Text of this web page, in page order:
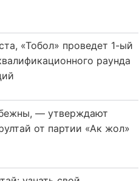
«Тобол» проведет 1-ый
раунда
— утверждают
от партии «Ак жол»